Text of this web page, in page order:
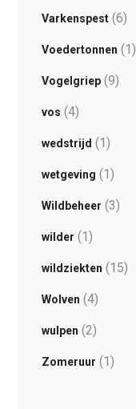
Varkenspest(6)
Voedertonnen (1)
Vogelgriep(9)
vos (4)
wedstrijd (1)
wetgeving (1)
Wildbeheer (3)
wilder (1)
wildziekten (15)
Wolven (4)
wulpen (2)
Zomeruur (1)